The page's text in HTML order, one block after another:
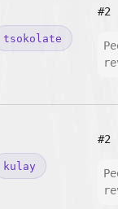
tsokolate
#2
kulay
#2